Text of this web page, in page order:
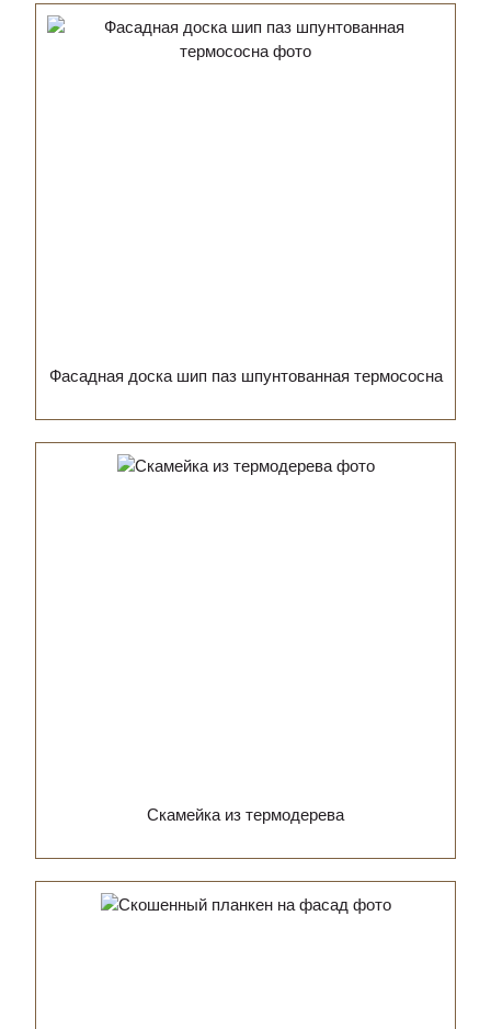
Фасадная доска шип паз шпунтованная термососна
Скамейка из термодерева